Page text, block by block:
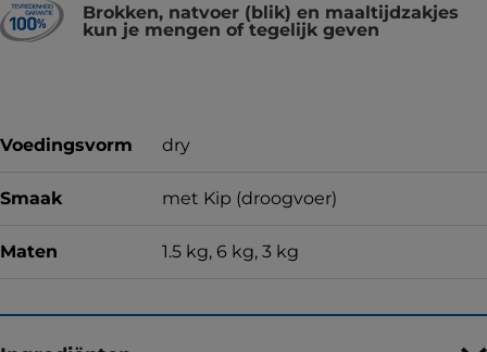
Brokken, natvoer (blik) en maaltijdzakjes
kun je mengen of tegelijk geven
Voedingsvorm dry
Smaak met Kip (droogvoer)
Maten 1.5 kg, 6 kg, 3 kg